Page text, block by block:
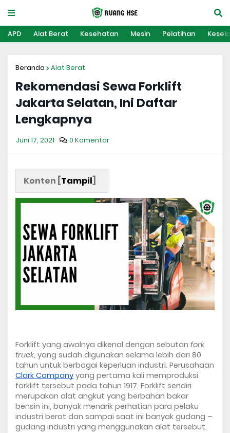
APD Alat Berat Kesehatan Mesin Pelatihan
Beranda Alat Berat
Rekomendasi Sewa Forklift
Jakarta Selatan, Ini Daftar
Lengkapnya
Juni 17, 2021 0 Komentar
Konten [Tampil]
Forklift yang awalnya dikenal dengan sebutan fork
truck, yang sudah digunakan selama lebih dari 80
Clark Company yang pertama kali memproduksi
forklift tersebut pada tahun 1917. Forklift sendiri
merupakan alat angkut yang berbahan bakar
bensin ini, banyak menarik perhatian para pelaku
industri berat dan sampai saat ini banyak gudang –
gudang industri yang menggunakan alat tersebut.